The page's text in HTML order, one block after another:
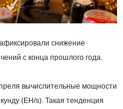
снижение
с конца прошлого года.
вычислительные мощности
(EH/s). Такая тенденция